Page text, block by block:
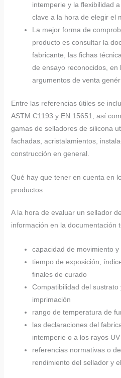
intemperie y la flexibilidad
clave a la hora de elegir el
La mejor forma de
producto es consultar la
fabricante, las fichas
de ensayo reconocidos, en
argumentos de venta
Entre las referencias útiles se
ASTM C1193 y EN 15651, así
gamas de selladores de silicona
fachadas, acristalamientos,
construcción en general.
Qué hay que tener en cuenta en
productos
A la hora de evaluar un sellador
información en la documentación
capacidad de movimiento
tiempo de exposición,
finales de curado
Compatibilidad del sustrato
imprimación
rango de temperatura de
las declaraciones del
intemperie o a los rayos UV
referencias normativas o
rendimiento del sellador y